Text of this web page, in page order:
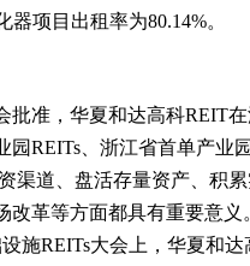
项目出租率为80.14%。
批准，华夏和达高科REIT
园REITs、浙江省首单产业
渠道、盘活存量资产、积
革等方面都具有重要意义
施REITs大会上，华夏和达